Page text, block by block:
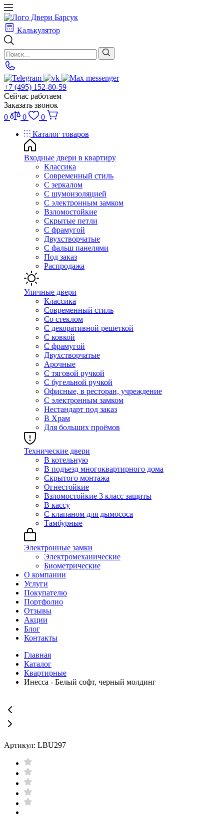
Калькулятор
+7 (495) 152-80-59
Сейчас работаем
Заказать звонок
0
0
0
Каталог товаров
Входные двери в квартиру
Классика
Современный стиль
С зеркалом
С шумоизоляцией
С электронным замком
Взломостойкие
Скрытые петли
С фрамугой
Двухстворчатые
С фальш панелями
Под заказ
Распродажа
Уличные двери
Классика
Современный стиль
Со стеклом
С декоративной решеткой
С ковкой
С фрамугой
Двухстворчатые
Арочные
С тяговой ручкой
С бугельной ручкой
Офисные, в ресторан, учреждение
С электронным замком
Нестандарт под заказ
В Храм
Для больших проёмов
Технические двери
В котельную
В подъезд многоквартирного дома
Скрытого монтажа
Огнестойкие
Взломостойкие 3 класс защиты
В кассу
С клапаном для дымососа
Тамбурные
Электронные замки
Электромеханические
Биометрические
О компании
Услуги
Покупателю
Портфолио
Отзывы
Акции
Блог
Контакты
Главная
Каталог
Квартирные
Инесса - Белый софт, черный молдинг
Артикул: LBU297